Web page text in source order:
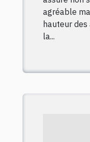
agréable
hauteur
la...